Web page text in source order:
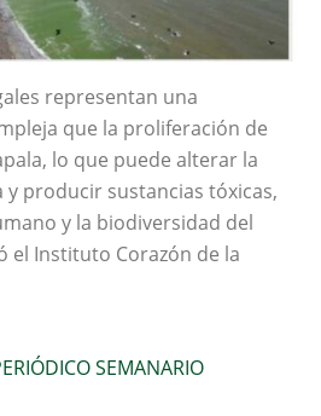
representan una
que la proliferación de
lo que puede alterar la
y producir sustancias tóxicas,
y la biodiversidad del
el Instituto Corazón de la
SEMANARIO